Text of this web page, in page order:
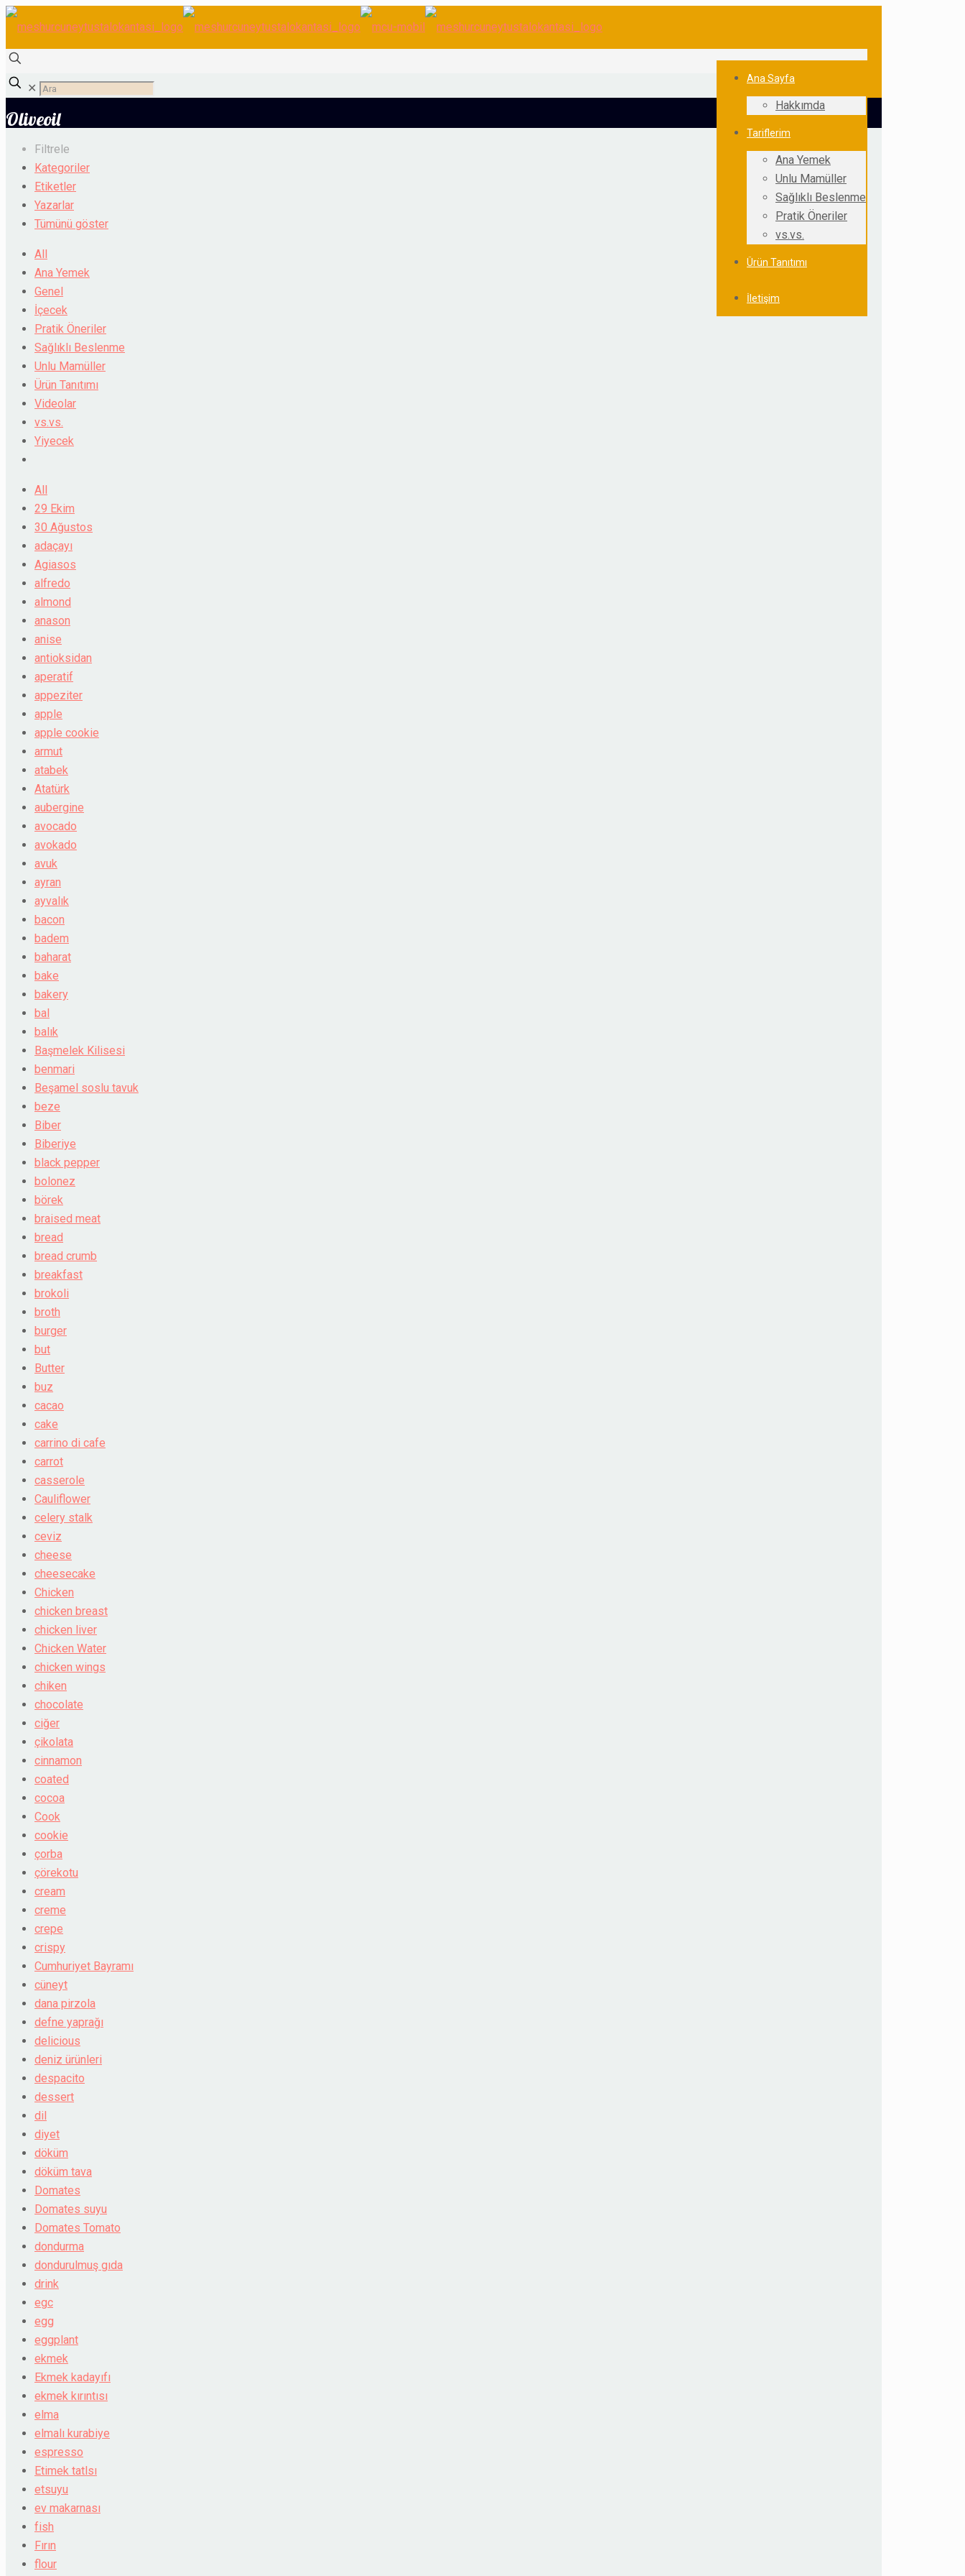
Ana Sayfa
Hakkımda
Tariflerim
Ana Yemek
Unlu Mamüller
Sağlıklı Beslenme
Pratik Öneriler
vs.vs.
Ürün Tanıtımı
İletişim
✕
Oliveoil
Filtrele
Kategoriler
Etiketler
Yazarlar
Tümünü göster
All
Ana Yemek
Genel
İçecek
Pratik Öneriler
Sağlıklı Beslenme
Unlu Mamüller
Ürün Tanıtımı
Videolar
vs.vs.
Yiyecek
All
29 Ekim
30 Ağustos
adaçayı
Agiasos
alfredo
almond
anason
anise
antioksidan
aperatif
appeziter
apple
apple cookie
armut
atabek
Atatürk
aubergine
avocado
avokado
avuk
ayran
ayvalık
bacon
badem
baharat
bake
bakery
bal
balık
Başmelek Kilisesi
benmari
Beşamel soslu tavuk
beze
Biber
Biberiye
black pepper
bolonez
börek
braised meat
bread
bread crumb
breakfast
brokoli
broth
burger
but
Butter
buz
cacao
cake
carrino di cafe
carrot
casserole
Cauliflower
celery stalk
ceviz
cheese
cheesecake
Chicken
chicken breast
chicken liver
Chicken Water
chicken wings
chiken
chocolate
ciğer
çikolata
cinnamon
coated
cocoa
Cook
cookie
çorba
çörekotu
cream
creme
crepe
crispy
Cumhuriyet Bayramı
cüneyt
dana pirzola
defne yaprağı
delicious
deniz ürünleri
despacito
dessert
dil
diyet
döküm
döküm tava
Domates
Domates suyu
Domates Tomato
dondurma
dondurulmuş gıda
drink
egc
egg
eggplant
ekmek
Ekmek kadayıfı
ekmek kırıntısı
elma
elmalı kurabiye
espresso
Etimek tatlsı
etsuyu
ev makarnası
fish
Fırın
flour